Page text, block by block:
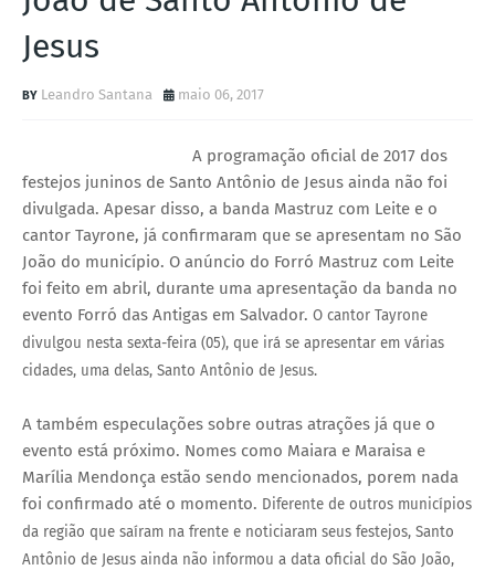
Jesus
Leandro Santana maio 06, 2017
A programação oficial de 2017 dos
festejos juninos de Santo Antônio de Jesus ainda não foi
divulgada. Apesar disso, a banda Mastruz com Leite e o
cantor Tayrone, já confirmaram que se apresentam no São
João do município. O anúncio do Forró Mastruz com Leite
foi feito em abril, durante uma apresentação da banda no
evento Forró das Antigas em Salvador. O cantor Tayrone
divulgou nesta sexta-feira (05), que irá se apresentar em várias
cidades, uma delas, Santo Antônio de Jesus.
A também especulações sobre outras atrações já que o
evento está próximo. Nomes como Maiara e Maraisa e
Marília Mendonça estão sendo mencionados, porem nada
foi confirmado até o momento. Diferente de outros municípios
da região que saíram na frente e noticiaram seus festejos, Santo
Antônio de Jesus ainda não informou a data oficial do São João,